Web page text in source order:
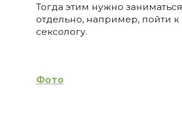
Тогда этим нужно заниматься
отдельно, например, пойти к
сексологу.
Фото